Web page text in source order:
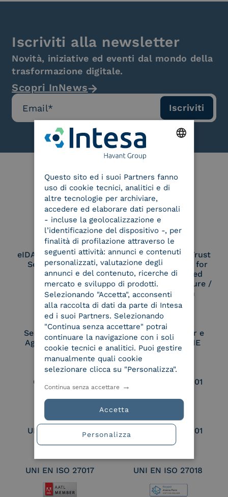
Iscriviti alla newsletter
Novità, iniziative ed eventi dal mondo della
trasformazione digitale.
Scopri InNews
Le nostre certificazioni
eIDAS Qualified Trust
Service Provider
eIDAS Qualified Trust
Service Provider for
Remote Qualified
Electronic Signature /
Seal Creation
Service Provider e
Aggregatore SPID
Service Provider e
Aggregatore CIE
Conservatore
qualificato
UNI EN ISO 37001
UNI EN ISO 9001 UNI EN ISO 27001
UNI EN ISO 27017 UNI EN ISO 27018
ITALIAN
Questo sito ed i suoi Partners fanno
uso di cookie tecnici, analitici e di
altre tecnologie per archiviare,
accedere ed elaborare dati personali
- incluse la geolocalizzazione e
l’identificazione del dispositivo -, per
finalità di profilazione attraverso le
seguenti attività: annunci e contenuti
personalizzati, valutazione degli
annunci e del contenuto, ricerche di
mercato e sviluppo di prodotti.
Selezionando "Accetta", acconsenti
alla raccolta di dati da parte di Intesa
ed i suoi Partners. Selezionando
"Continua senza accettare" potrai
continuare la navigazione con i soli
cookie tecnici e analitici. Puoi gestire
manualmente quali cookie
selezionare clicca su "Personalizza".
Accetta
Continua senza accettare
Personalizza